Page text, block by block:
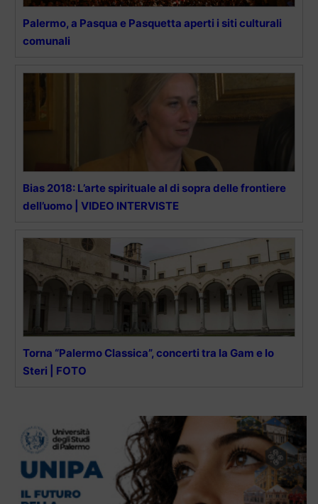
Palermo, a Pasqua e Pasquetta aperti i siti culturali
comunali
Bias 2018: L’arte spirituale al di sopra delle frontiere
dell’uomo | VIDEO INTERVISTE
Torna “Palermo Classica”, concerti tra la Gam e lo
Steri | FOTO